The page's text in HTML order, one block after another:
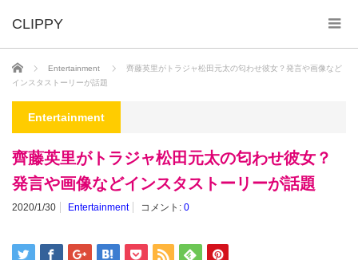
ホーム Entertainment
齊藤英里がトラジャ松田元太の匂わせ彼女？発言や画像など
インスタストーリーが話題
Entertainment
齊藤英里がトラジャ松田元太の匂わせ彼女？
発言や画像などインスタストーリーが話題
2020/1/30 Entertainment コメント: 0